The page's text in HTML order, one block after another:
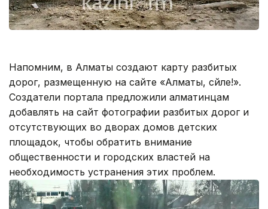
Напомним, в Алматы создают карту разбитых
дорог, размещенную на сайте «Алматы, сөйле!».
Создатели портала предложили алматинцам
добавлять на сайт фотографии разбитых дорог и
отсутствующих во дворах домов детских
площадок, чтобы обратить внимание
общественности и городских властей на
необходимость устранения этих проблем.